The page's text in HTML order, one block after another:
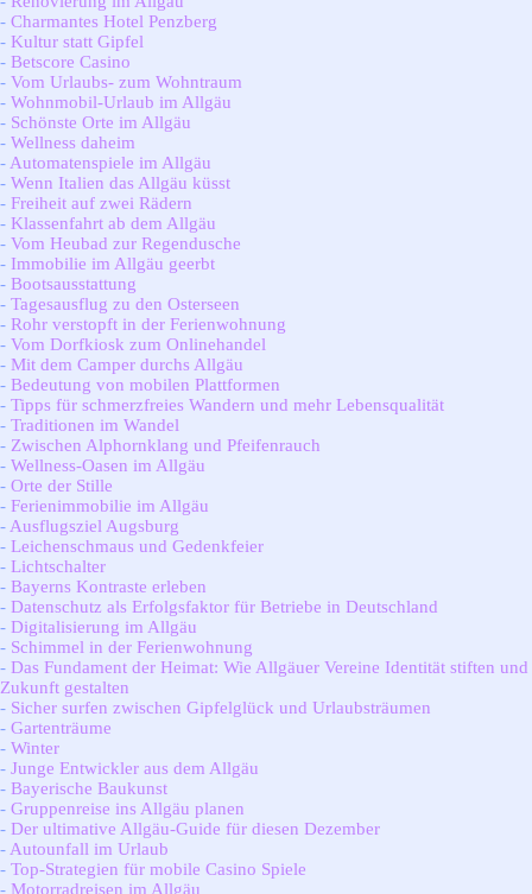
- Charmantes Hotel Penzberg
- Kultur statt Gipfel
- Betscore Casino
- Vom Urlaubs- zum Wohntraum
- Wohnmobil-Urlaub im Allgäu
- Schönste Orte im Allgäu
- Wellness daheim
- Automatenspiele im Allgäu
- Wenn Italien das Allgäu küsst
- Freiheit auf zwei Rädern
- Klassenfahrt ab dem Allgäu
- Vom Heubad zur Regendusche
- Immobilie im Allgäu geerbt
- Bootsausstattung
- Tagesausflug zu den Osterseen
- Rohr verstopft in der Ferienwohnung
- Vom Dorfkiosk zum Onlinehandel
- Mit dem Camper durchs Allgäu
- Bedeutung von mobilen Plattformen
- Tipps für schmerzfreies Wandern und mehr Lebensqualität
- Traditionen im Wandel
- Zwischen Alphornklang und Pfeifenrauch
- Wellness-Oasen im Allgäu
- Orte der Stille
- Ferienimmobilie im Allgäu
- Ausflugsziel Augsburg
- Leichenschmaus und Gedenkfeier
- Lichtschalter
- Bayerns Kontraste erleben
- Datenschutz als Erfolgsfaktor für Betriebe in Deutschland
- Digitalisierung im Allgäu
- Schimmel in der Ferienwohnung
- Das Fundament der Heimat: Wie Allgäuer Vereine Identität stiften und
Zukunft gestalten
- Sicher surfen zwischen Gipfelglück und Urlaubsträumen
- Gartenträume
- Winter
- Junge Entwickler aus dem Allgäu
- Bayerische Baukunst
- Gruppenreise ins Allgäu planen
- Der ultimative Allgäu-Guide für diesen Dezember
- Autounfall im Urlaub
- Top-Strategien für mobile Casino Spiele
- Motorradreisen im Allgäu